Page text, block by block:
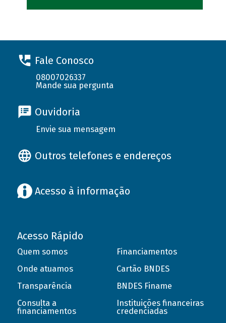
Fale Conosco
08007026337
Mande sua pergunta
Ouvidoria
Envie sua mensagem
Outros telefones e endereços
Acesso à informação
Acesso Rápido
Quem somos
Onde atuamos
Transparência
Consulta a
financiamentos
Financiamentos
Cartão BNDES
BNDES Finame
Instituições financeiras
credenciadas